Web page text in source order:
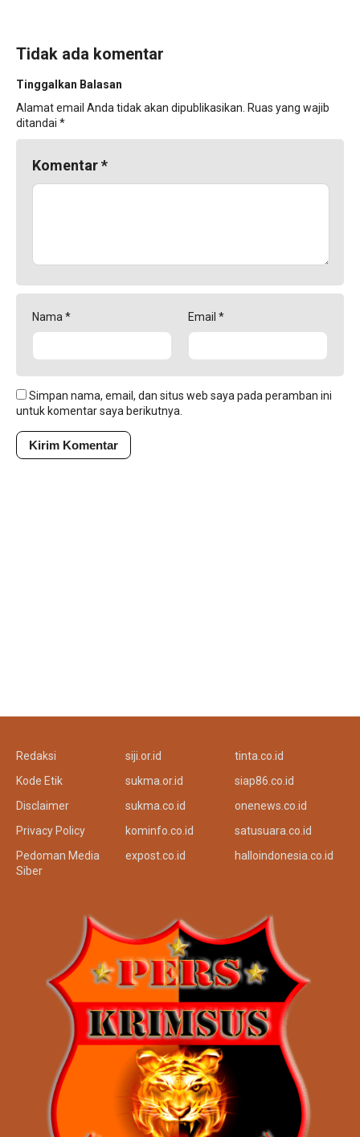
Tidak ada komentar
Tinggalkan Balasan
Alamat email Anda tidak akan dipublikasikan. Ruas yang wajib
ditandai *
Komentar*
Nama * Email *
Simpan nama, email, dan situs web saya pada peramban ini
untuk komentar saya berikutnya.
Redaksi
Kode Etik
Disclaimer
Privacy Policy
Pedoman Media
Siber
siji.or.id
sukma.or.id
sukma.co.id
kominfo.co.id
expost.co.id
tinta.co.id
siap86.co.id
onenews.co.id
satusuara.co.id
halloindonesia.co.id